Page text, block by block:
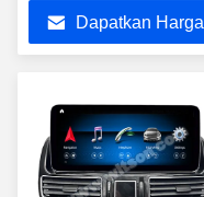
NTG5.0 Android
Multimedia Player
Dapatkan Harga